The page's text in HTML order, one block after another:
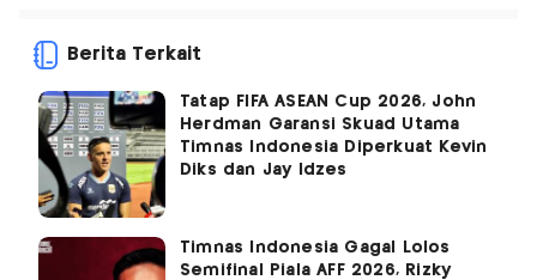
Berita Terkait
Tatap FIFA ASEAN Cup 2026, John
Herdman Garansi Skuad Utama
Timnas Indonesia Diperkuat Kevin
Diks dan Jay Idzes
Timnas Indonesia Gagal Lolos
Semifinal Piala AFF 2026, Rizky